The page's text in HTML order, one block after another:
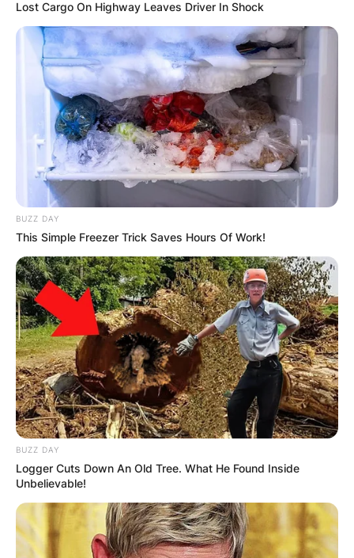
Македонија
НАЈБАРАНИ
Најбарано на Гладиатор
Lost Cargo On Highway Leaves Driver In Shock
BUZZ DAY
This Simple Freezer Trick Saves Hours Of Work!
BUZZ DAY
Logger Cuts Down An Old Tree. What He Found Inside
Unbelievable!